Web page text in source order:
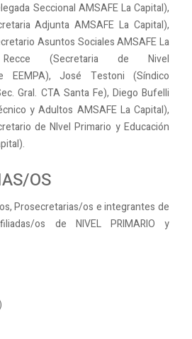
Seccional AMSAFE La Capital),
Adjunta AMSAFE La Capital),
Asuntos Sociales AMSAFE La
(Secretaria de Nivel
EEMPA), José Testoni (Síndico
Gral. CTA Santa Fe), Diego Bufelli
y Adultos AMSAFE La Capital),
de NIvel Primario y Educación
OS
Prosecretarias/os e integrantes de
os de NIVEL PRIMARIO y